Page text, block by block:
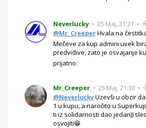
Neverlucky • 25 Maj, 21:21 •
@Mr_CreeperHvala na
Mečeve za kup admini uvek
predvidive, zato je osvajanje
prijatno.
Mr_Creeper • 25 Maj, 21:30 •
@NeverluckyUzevši u obzir
1 u kupu, a naročito u
ti iz solidarnosti dao jedan))
osvojiti😁